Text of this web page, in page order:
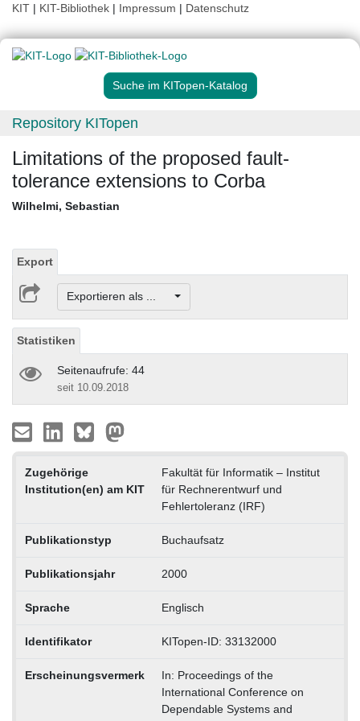
KIT | KIT-Bibliothek | Impressum | Datenschutz
Suche im KITopen-Katalog
Repository KITopen
Limitations of the proposed fault-
tolerance extensions to Corba
Wilhelmi, Sebastian
Export
Exportieren als ...
Statistiken
Seitenaufrufe: 44
seit 10.09.2018
Zugehörige
Institution(en) am KIT
Fakultät für Informatik – Institut
für Rechnerentwurf und
Fehlertoleranz (IRF)
Publikationstyp Buchaufsatz
Publikationsjahr 2000
Sprache Englisch
Identifikator KITopen-ID: 33132000
Erscheinungsvermerk
In: Proceedings of the
International Conference on
Dependable Systems and